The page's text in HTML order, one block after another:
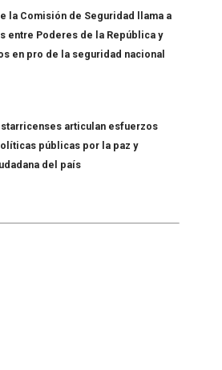
la Comisión de Seguridad llama a
entre Poderes de la República y
en pro de la seguridad nacional
articulan esfuerzos
públicas por la paz y
del país